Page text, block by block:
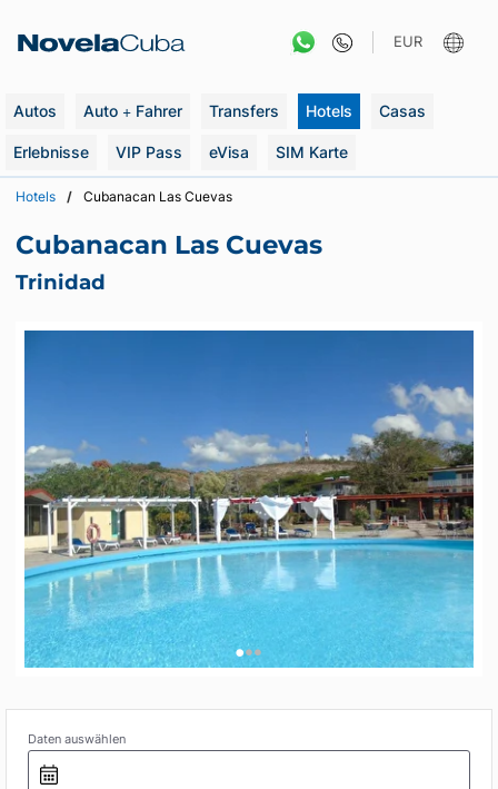
Inhalt
EUR
Autos Auto + Fahrer Transfers Hotels Casas
Erlebnisse VIP Pass eVisa SIM Karte
Hotels Cubanacan Las Cuevas
Cubanacan Las Cuevas
Trinidad
•••
Daten auswählen